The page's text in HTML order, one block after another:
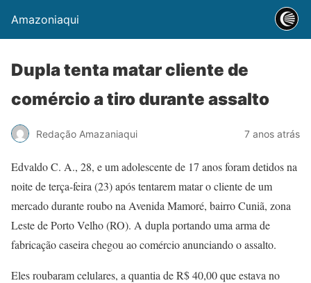
Amazoniaqui
Dupla tenta matar cliente de
comércio a tiro durante assalto
Redação Amazaniaqui 7 anos atrás
Edvaldo C. A., 28, e um adolescente de 17 anos foram detidos na
noite de terça-feira (23) após tentarem matar o cliente de um
mercado durante roubo na Avenida Mamoré, bairro Cuniã, zona
Leste de Porto Velho (RO). A dupla portando uma arma de
fabricação caseira chegou ao comércio anunciando o assalto.
Eles roubaram celulares, a quantia de R$ 40,00 que estava no